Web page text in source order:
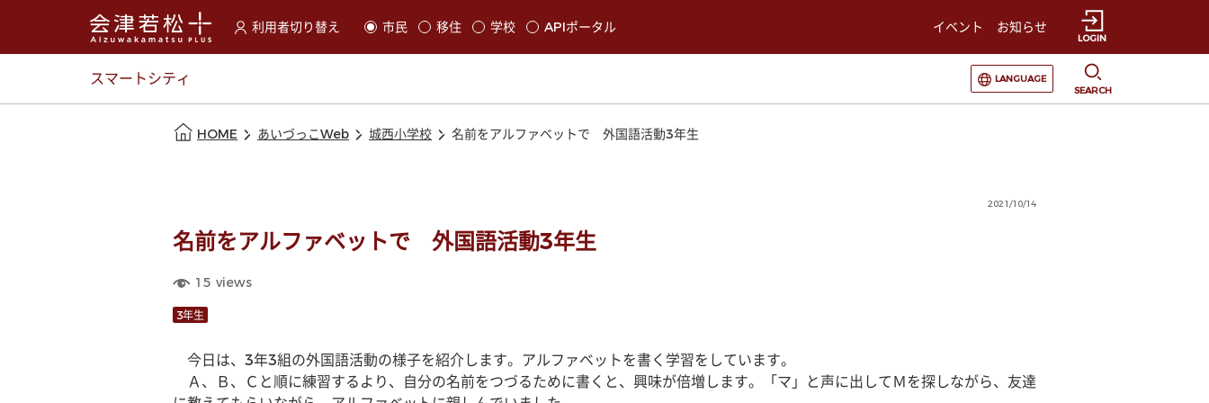
利用者切り替え
選択すると利用者の切替が発生します
市民 移住 学校 APIポータル イベント お知らせ
LOGIN
スマートシティ
選択すると言語の切替が発生します
LANGUAGE
SEARCH
HOME あいづっこWeb 城西小学校 名前をアルファベットで 外国語活動3年生
2021/10/14
名前をアルファベットで 外国語活動3年生
15 views
3年生
今日は、3年3組の外国語活動の様子を紹介します。アルファベットを書く学習をしています。
Ａ、Ｂ、Ｃと順に練習するより、自分の名前をつづるために書くと、興味が倍増します。「マ」と声に出してＭを探しながら、友達